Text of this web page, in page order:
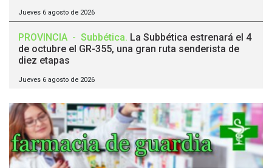
Jueves 6 agosto de 2026
PROVINCIA - Subbética. La Subbética estrenará el 4
de octubre el GR-355, una gran ruta senderista de
diez etapas
Jueves 6 agosto de 2026